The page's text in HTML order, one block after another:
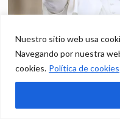
Nuestro sitio web usa
Navegando por nuestra
cookies. Política de cookies
Últimas Popular